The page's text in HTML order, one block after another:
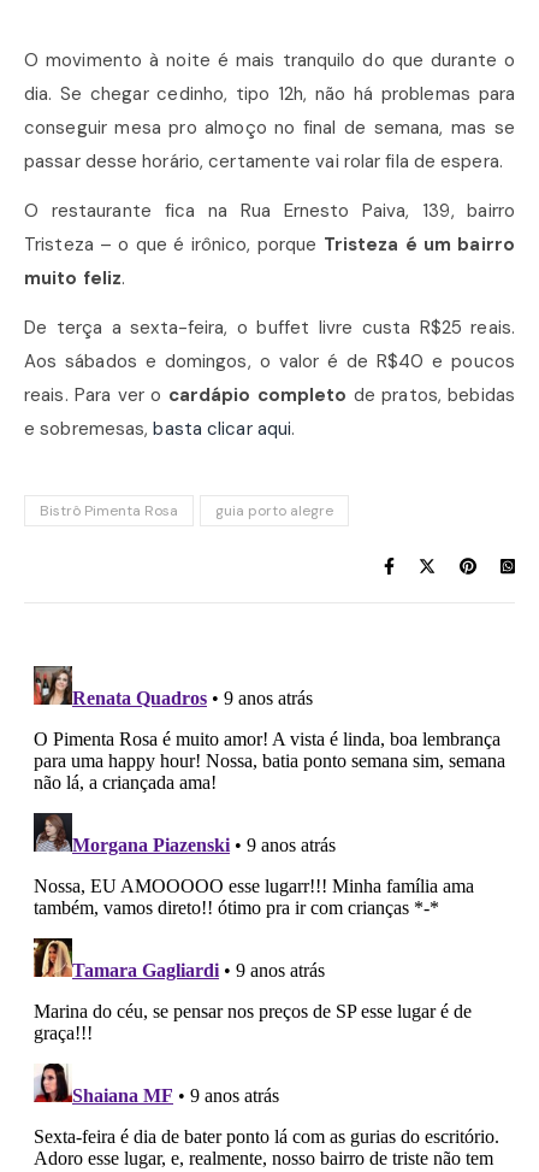
O movimento à noite é mais tranquilo do que durante o
dia. Se chegar cedinho, tipo 12h, não há problemas para
conseguir mesa pro almoço no final de semana, mas se
passar desse horário, certamente vai rolar fila de espera.
O restaurante fica na Rua Ernesto Paiva, 139, bairro
Tristeza – o que é irônico, porque Tristeza é um bairro
muito feliz.
De terça a sexta-feira, o buffet livre custa R$25 reais.
Aos sábados e domingos, o valor é de R$40 e poucos
reais. Para ver o cardápio completo de pratos, bebidas
e sobremesas,basta clicar aqui.
Bistrô Pimenta Rosa guia porto alegre